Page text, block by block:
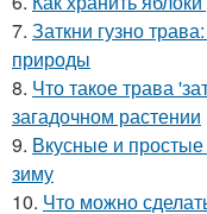
7. Заткни гузно
природы
8. Что такое трава
загадочном растении
9. Вкусные и простые
зиму
10. Что можно